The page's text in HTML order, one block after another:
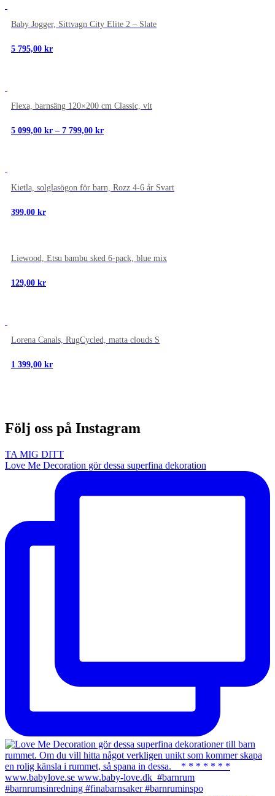
Baby Jogger, Sittvagn City Elite 2 – Slate
5 795,00 kr
Flexa, barnsäng 120×200 cm Classic, vit
5 099,00 kr – 7 799,00 krPrisintervall:
Kietla, solglasögon för barn, Rozz 4-6 år Svart
399,00 kr
Liewood, Etsu bambu sked 6-pack, blue mix
129,00 kr
Lorena Canals, RugCycled, matta clouds S
1 399,00 kr
Följ oss på Instagram
TA MIG DITT
Love Me Decoration gör dessa superfina dekoration